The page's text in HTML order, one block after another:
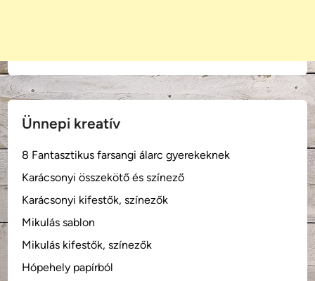
Ünnepi kreatív
8 Fantasztikus farsangi álarc gyerekeknek
Karácsonyi összekötő és színező
Karácsonyi kifestők, színezők
Mikulás sablon
Mikulás kifestők, színezők
Hópehely papírból